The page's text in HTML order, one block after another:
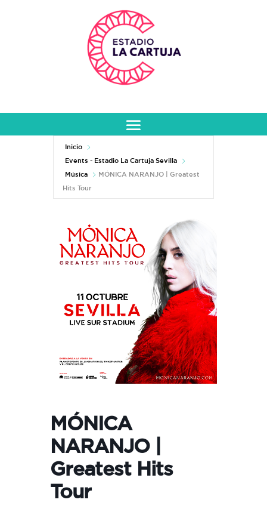
Inicio
Events - Estadio La Cartuja Sevilla
Música
MÓNICA NARANJO | Greatest
Hits Tour
MÓNICA
NARANJO |
Greatest Hits
Tour